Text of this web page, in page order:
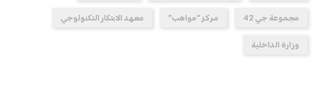
مجموعة جي 42 مركز "مواهب" معهد الابتكار التكنولوجي
وزارة الداخلية